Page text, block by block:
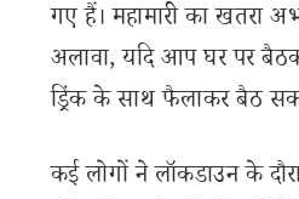
गए हैं। महामारी का खतरा
अलावा, यदि आप घर पर
ड्रिंक के साथ फैलाकर बैठ
कई लोगों ने लॉकडाउन के